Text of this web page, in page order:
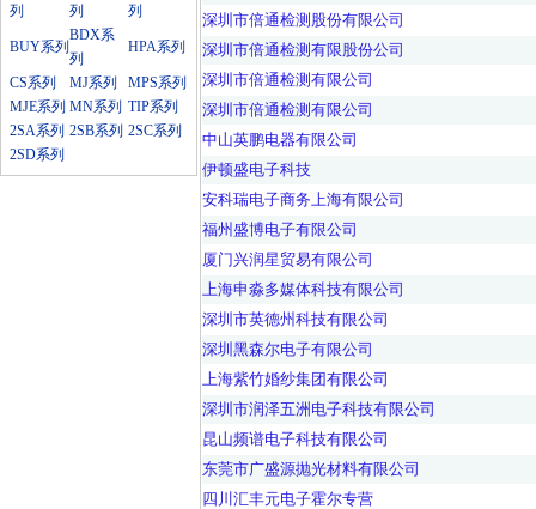
列
列
列
BUY系列
BDX系
列
HPA系列
CS系列 MJ系列
MPS系列
MJE系列 MN系列
TIP系列
2SA系列 2SB系列 2SC系列
2SD系列
深圳市倍通检测股份有限公司
深圳市倍通检测有限股份公司
深圳市倍通检测有限公司
深圳市倍通检测有限公司
中山英鹏电器有限公司
伊顿盛电子科技
安科瑞电子商务上海有限公司
福州盛博电子有限公司
厦门兴润星贸易有限公司
上海申淼多媒体科技有限公司
深圳市英德州科技有限公司
深圳黑森尔电子有限公司
上海紫竹婚纱集团有限公司
深圳市润泽五洲电子科技有限公司
昆山频谱电子科技有限公司
东莞市广盛源抛光材料有限公司
四川汇丰元电子霍尔专营